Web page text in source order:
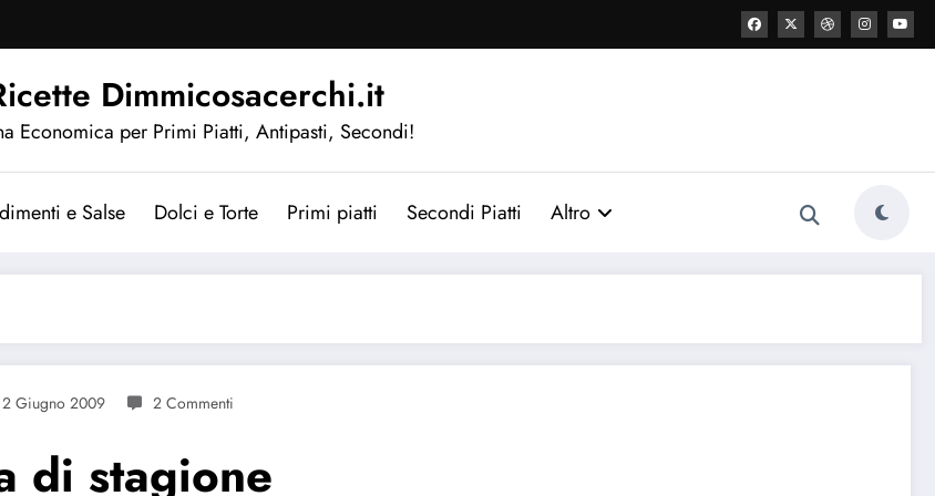
Dimmicosacerchi.it
Economica per Primi Piatti, Antipasti, Secondi!
e Salse Dolci e Torte Primi piatti Secondi Piatti Altro
2 Giugno 2009 2 Commenti
di stagione